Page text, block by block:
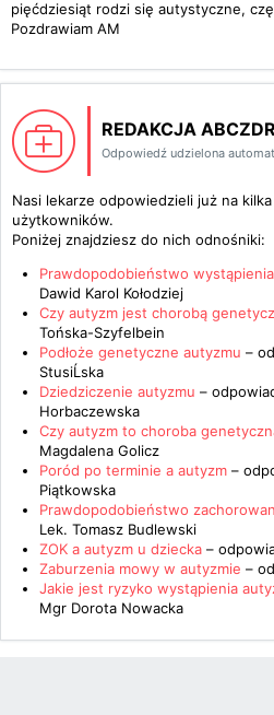
pięćdziesiąt rodzi się autystyczne,
Pozdrawiam AM
REDAKCJA
Odpowiedź udzielona
Nasi lekarze odpowiedzieli już na
użytkowników.
Poniżej znajdziesz do nich odnośniki:
Prawdopodobieństwo
Dawid Karol Kołodziej
Czy autyzm jest chorobą
Tońska-Szyfelbein
Podłoże genetyczne autyzmu –
StusiĹska
Dziedziczenie autyzmu –
Horbaczewska
Czy autyzm to choroba
Magdalena Golicz
Poród po terminie a autyzm –
Piątkowska
Prawdopodobieństwo
Lek. Tomasz Budlewski
ZOK a autyzm u dziecka –
Zaburzenia mowy w autyzmie –
Jakie jest ryzyko wystąpienia
Mgr Dorota Nowacka